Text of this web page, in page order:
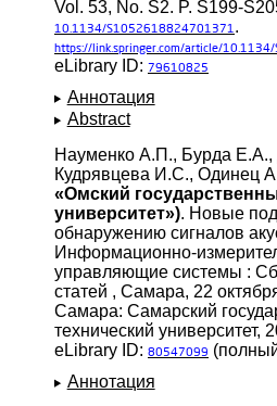
Vol. 53, No. S2. P. S199-
10.1134/S1052618824701371.
https://link.springer.com/article/
eLibrary ID: 79610825
Аннотация
Abstract
Науменко А.П., Бурда
Кудрявцева И.С., Одинец
«Омский
университет»). Новые
обнаружению сигналов
Информационно-
управляющие системы :
статей , Самара, 22
Самара: Самарский
технический университет,
eLibrary ID: 80547099
Аннотация